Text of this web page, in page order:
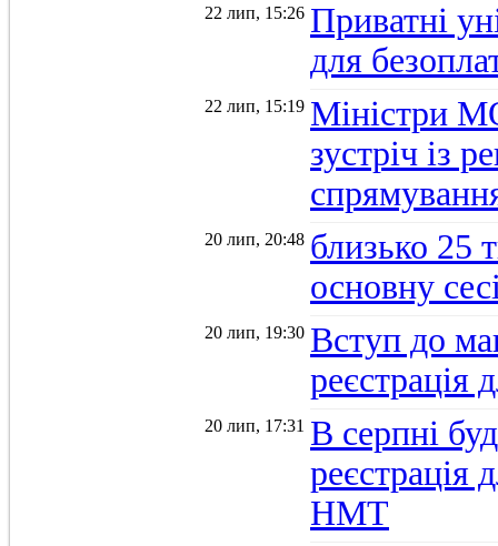
22 лип, 15:26 Приватні
для
22 лип, 15:19 Міністри
зустріч із
20 лип, 20:48 близько 25
основну
20 лип, 19:30 Вступ до
20 лип, 17:31 В серпні
реєстрація
НМТ